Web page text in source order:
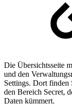
Die Übersichtsseite
und den
Settings. Dort finden
den Bereich Secret,
Daten kümmert.